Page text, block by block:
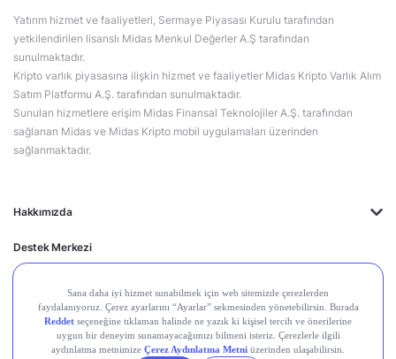
Hakkımızda
Destek Merkezi
Midas Akademi
Borsa Terimleri
Yatırım hizmet ve faaliyetleri, Sermaye Piyasası Kurulu tarafından
yetkilendirilen lisanslı Midas Menkul Değerler A.Ş tarafından
sunulmaktadır.
Kripto varlık piyasasına ilişkin hizmet ve faaliyetler Midas Kripto Varlık Alım
Satım Platformu A.Ş. tarafından sunulmaktadır.
Sunulan hizmetlere erişim Midas Finansal Teknolojiler A.Ş. tarafından
sağlanan Midas ve Midas Kripto mobil uygulamaları üzerinden
sağlanmaktadır.